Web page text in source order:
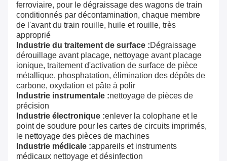
ferroviaire, pour le dégraissage des wagons de train
conditionnés par décontamination, chaque membre
de l'avant du train rouille, huile et rouille, très
approprié
Industrie du traitement de surface :Dégraissage
dérouillage avant placage, nettoyage avant placage
ionique, traitement d'activation de surface de pièce
métallique, phosphatation, élimination des dépôts de
carbone, oxydation et pâte à polir
Industrie instrumentale :nettoyage de pièces de
précision
Industrie électronique :enlever la colophane et le
point de soudure pour les cartes de circuits imprimés,
le nettoyage des pièces de machines
Industrie médicale :appareils et instruments
médicaux nettoyage et désinfection